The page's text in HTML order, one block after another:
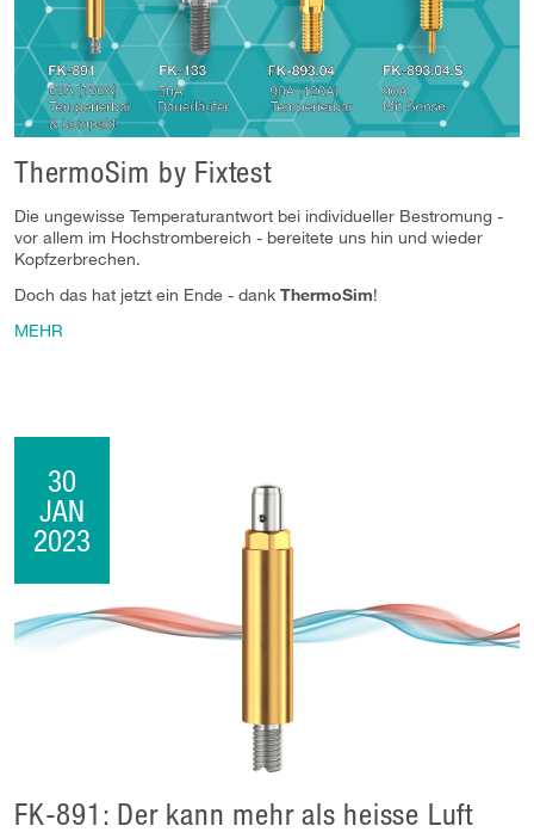
ThermoSim by Fixtest
Die ungewisse Temperaturantwort bei individueller Bestromung -
vor allem im Hochstrombereich - bereitete uns hin und wieder
Kopfzerbrechen.
Doch das hat jetzt ein Ende - dank ThermoSim!
MEHR
30
JAN
2023
FK-891: Der kann mehr als heisse Luft